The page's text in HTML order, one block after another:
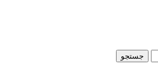
جستجو